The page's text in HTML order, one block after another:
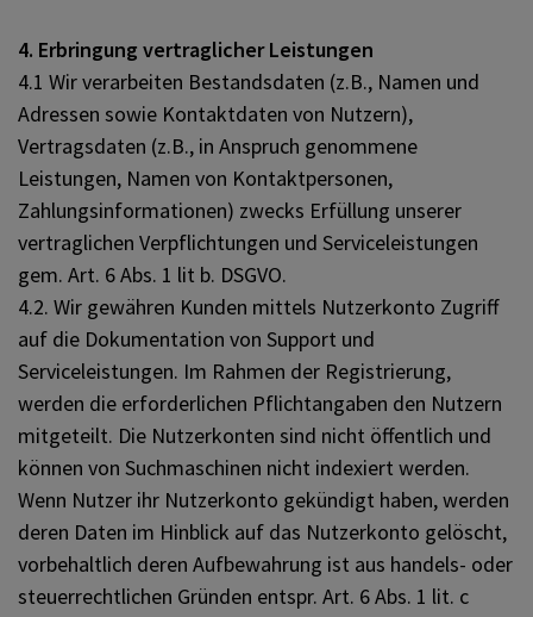
4. Erbringung vertraglicher Leistungen
4.1 Wir verarbeiten Bestandsdaten (z.B., Namen und
Adressen sowie Kontaktdaten von Nutzern),
Vertragsdaten (z.B., in Anspruch genommene
Leistungen, Namen von Kontaktpersonen,
Zahlungsinformationen) zwecks Erfüllung unserer
vertraglichen Verpflichtungen und Serviceleistungen
gem. Art. 6 Abs. 1 lit b. DSGVO.
4.2. Wir gewähren Kunden mittels Nutzerkonto Zugriff
auf die Dokumentation von Support und
Serviceleistungen. Im Rahmen der Registrierung,
werden die erforderlichen Pflichtangaben den Nutzern
mitgeteilt. Die Nutzerkonten sind nicht öffentlich und
können von Suchmaschinen nicht indexiert werden.
Wenn Nutzer ihr Nutzerkonto gekündigt haben, werden
deren Daten im Hinblick auf das Nutzerkonto gelöscht,
vorbehaltlich deren Aufbewahrung ist aus handels- oder
steuerrechtlichen Gründen entspr. Art. 6 Abs. 1 lit. c